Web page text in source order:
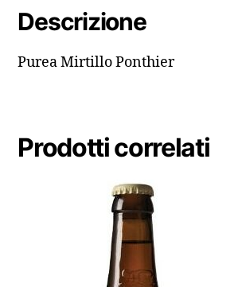
Descrizione
Purea Mirtillo Ponthier
Prodotti correlati